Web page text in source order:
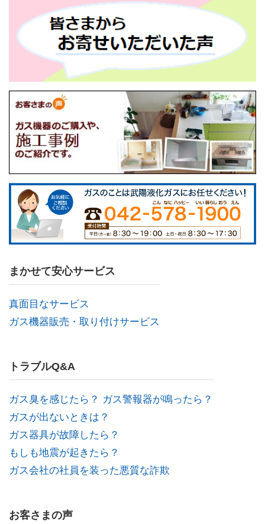
まかせて安心サービス
真面目なサービス
ガス機器販売・取り付けサービス
トラブルQ&A
ガス臭を感じたら？ ガス警報器が鳴ったら？
ガスが出ないときは？
ガス器具が故障したら？
もしも地震が起きたら？
ガス会社の社員を装った悪質な詐欺
お客さまの声